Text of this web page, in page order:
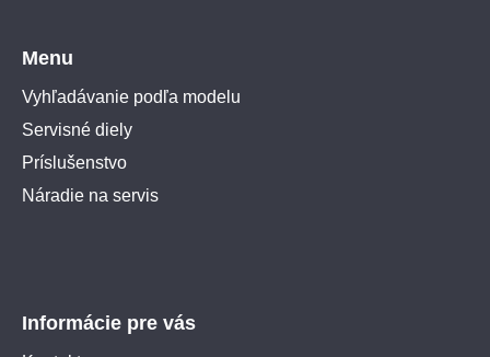
Menu
Vyhľadávanie podľa modelu
Servisné diely
Príslušenstvo
Náradie na servis
Informácie pre vás